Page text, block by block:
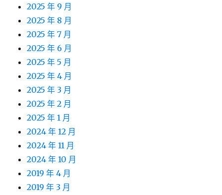
2025 年 9 月
2025 年 8 月
2025 年 7 月
2025 年 6 月
2025 年 5 月
2025 年 4 月
2025 年 3 月
2025 年 2 月
2025 年 1 月
2024 年 12 月
2024 年 11 月
2024 年 10 月
2019 年 4 月
2019 年 3 月